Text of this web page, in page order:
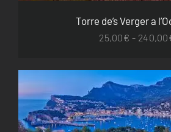
PUEDEN
ELEGIR
PÁGINA
DE
Torre de’s Verger a
25,00€ - 240,00
SELECCIONAR OPCIONESESTE
TIENE
/